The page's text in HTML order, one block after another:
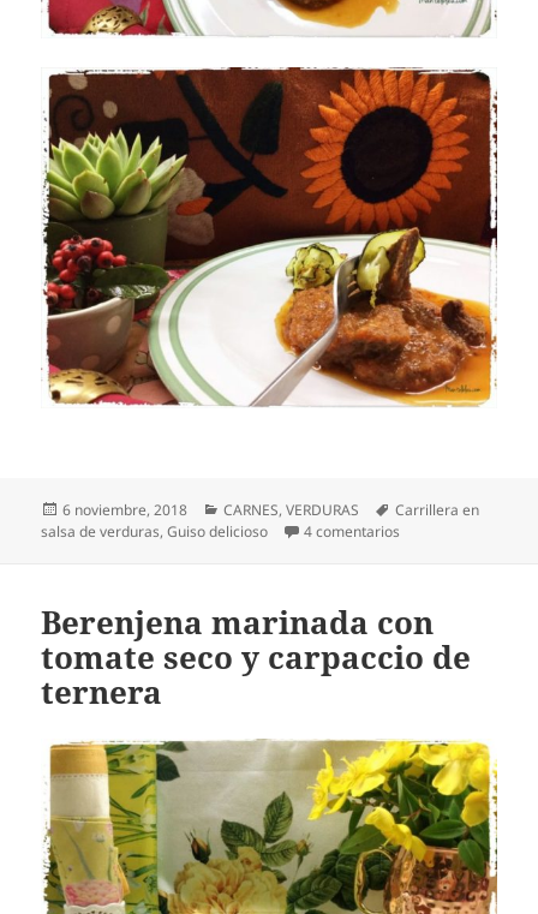
Publicado
el
6 noviembre, 2018 Categorías
CARNES,VERDURAS Etiquetas
Carrillera en
salsa de verduras,Guiso delicioso 4 comentarios
Berenjena marinada con
tomate seco y carpaccio de
ternera